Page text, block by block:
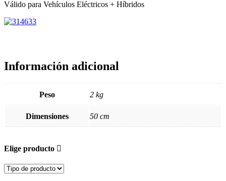
Válido para Vehículos Eléctricos + Híbridos
Información adicional
Peso 2 kg
Dimensiones 50 cm
Elige producto